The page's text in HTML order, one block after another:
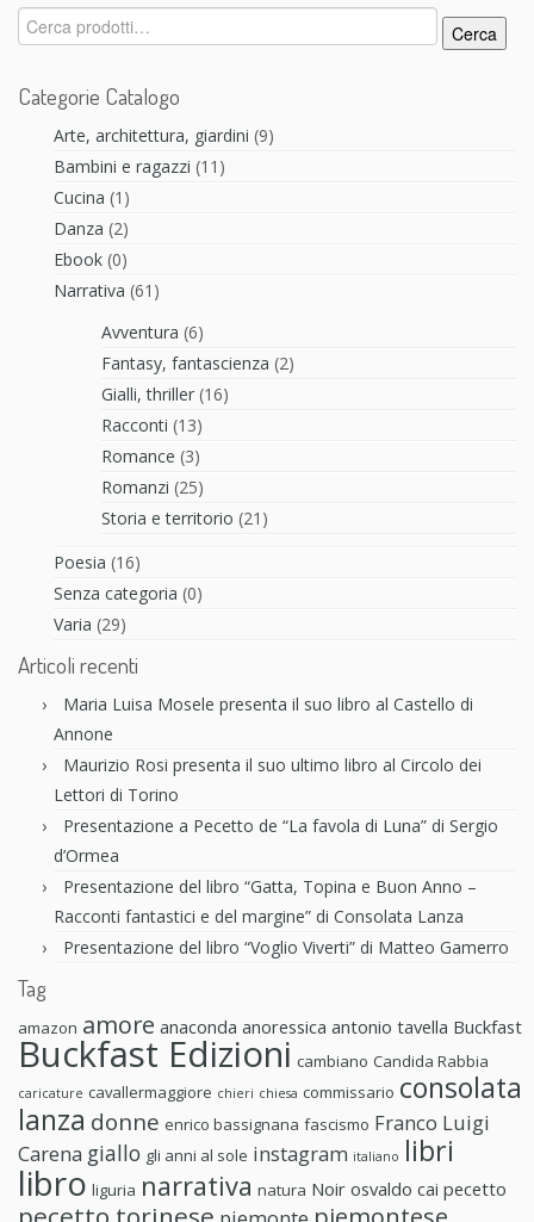
Cerca:
Cerca
Categorie Catalogo
Arte, architettura, giardini (9)
Bambini e ragazzi (11)
Cucina (1)
Danza (2)
Ebook (0)
Narrativa (61)
Avventura (6)
Fantasy, fantascienza (2)
Gialli, thriller (16)
Racconti (13)
Romance (3)
Romanzi (25)
Storia e territorio (21)
Poesia (16)
Senza categoria (0)
Varia (29)
Articoli recenti
Maria Luisa Mosele presenta il suo libro al Castello di
Annone
Maurizio Rosi presenta il suo ultimo libro al Circolo dei
Lettori di Torino
Presentazione a Pecetto de “La favola di Luna” di Sergio
d’Ormea
Presentazione del libro “Gatta, Topina e Buon Anno –
Racconti fantastici e del margine” di Consolata Lanza
Presentazione del libro “Voglio Viverti” di Matteo Gamerro
Tag
amazon amore anaconda anoressica antonio tavella Buckfast
Buckfast Edizioni cambiano Candida Rabbia
caricature cavallermaggiore chieri chiesa commissario consolata
lanza donne enrico bassignana fascismo Franco Luigi
Carena giallo gli anni al sole instagram italiano libri
libro liguria narrativa natura Noir osvaldo cai pecetto